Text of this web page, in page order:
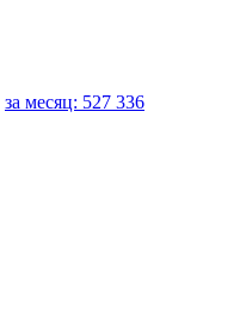
за месяц: 527 336